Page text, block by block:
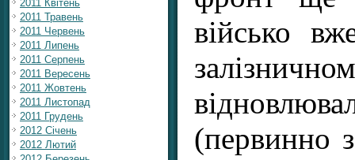
2011 Квітень
2011 Травень
2011 Червень
2011 Липень
2011 Серпень
2011 Вересень
2011 Жовтень
2011 Листопад
2011 Грудень
2012 Січень
2012 Лютий
військо
(первинно